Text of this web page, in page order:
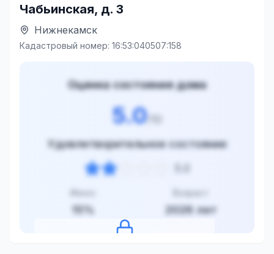
Чабьинская, д. 3
Нижнекамск
Кадастровый номер: 16:53:040507:158
Оценка состояния дома
5.0/10
Удовлетворительное состояние
15 %
Возраст
2026 лет